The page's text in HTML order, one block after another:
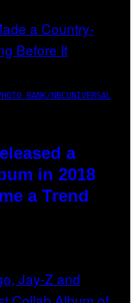
BANK/NBCUNIVERSAL
a
in 2018
a Trend